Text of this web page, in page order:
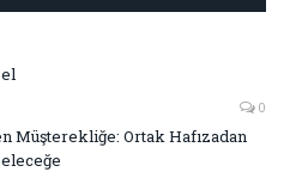
0
Müşterekliğe: Ortak Hafızadan